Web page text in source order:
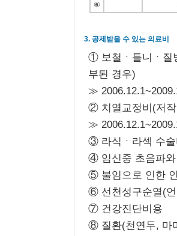
⑥
3. 공제받을 수 있는 의료비
① 보철ㆍ틀니ㆍ질
부된 경우)
≫
② 치열교정비(저작
≫
③ 라식ㆍ라섹 수
④ 임신중 초음파와
⑤ 불임으로 인한
⑥ 선천성구순열(
⑦ 건강진단비용
⑧ 질환(천연두, 마